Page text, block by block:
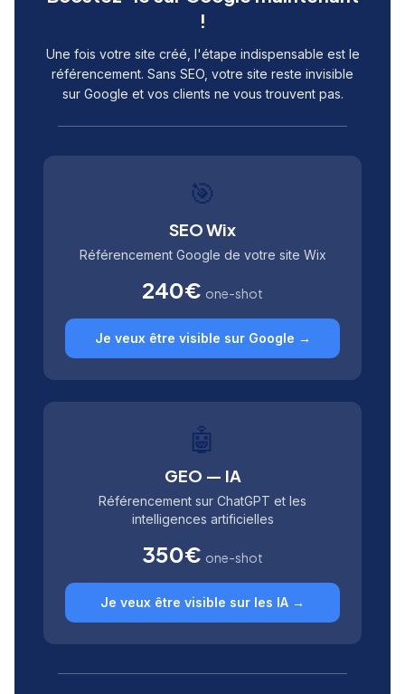
!
Une fois votre site créé, l'étape indispensable est le
référencement. Sans SEO, votre site reste invisible
sur Google et vos clients ne vous trouvent pas.
🎯
SEO Wix
Référencement Google de votre site Wix
240€ one-shot
Je veux être visible sur Google →
🤖
GEO — IA
Référencement sur ChatGPT et les
intelligences artificielles
350€ one-shot
Je veux être visible sur les IA →